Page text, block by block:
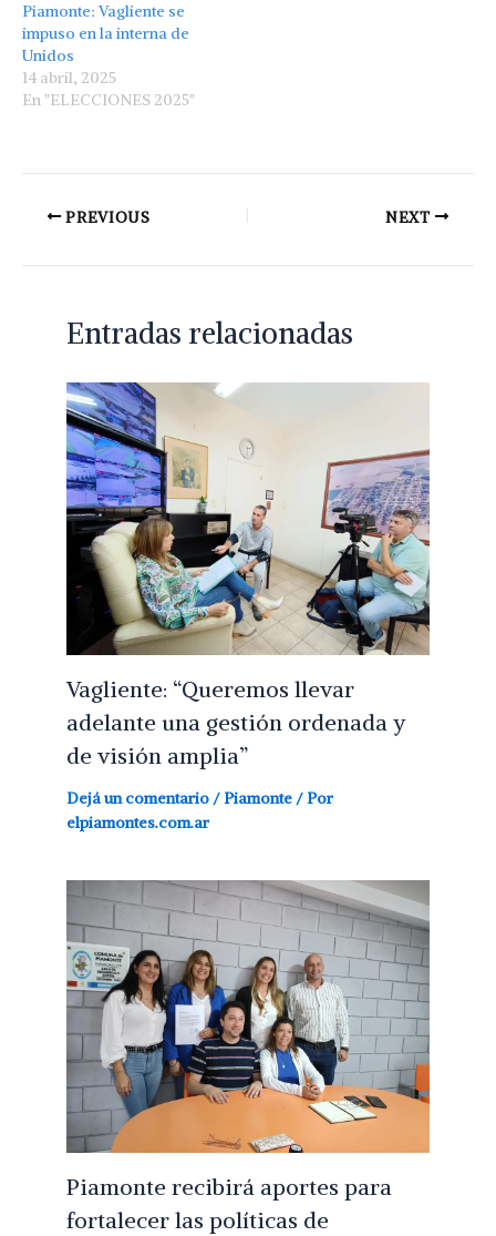
Piamonte: Vagliente se
impuso en la interna de
Unidos
14 abril, 2025
En "ELECCIONES 2025"
PREVIOUS NEXT
Entradas relacionadas
Vagliente: “Queremos llevar
adelante una gestión ordenada y
de visión amplia”
Dejá un comentario /Piamonte / Por
elpiamontes.com.ar
Piamonte recibirá aportes para
fortalecer las políticas de